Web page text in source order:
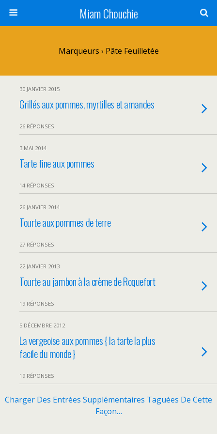
Miam Chouchie
Marqueurs › Pâte Feuilletée
30 JANVIER 2015
Grillés aux pommes, myrtilles et amandes
26 RÉPONSES
3 MAI 2014
Tarte fine aux pommes
14 RÉPONSES
26 JANVIER 2014
Tourte aux pommes de terre
27 RÉPONSES
22 JANVIER 2013
Tourte au jambon à la crème de Roquefort
19 RÉPONSES
5 DÉCEMBRE 2012
La vergeoise aux pommes { la tarte la plus
facile du monde }
19 RÉPONSES
Charger Des Entrées Supplémentaires Taguées De Cette
Façon…